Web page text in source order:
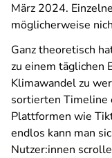
März 2024.
möglicherweise
Ganz theoretisch
zu einem täglichen
Klimawandel zu
sortierten Timeline
Plattformen wie
endlos kann man
Nutzer:innen